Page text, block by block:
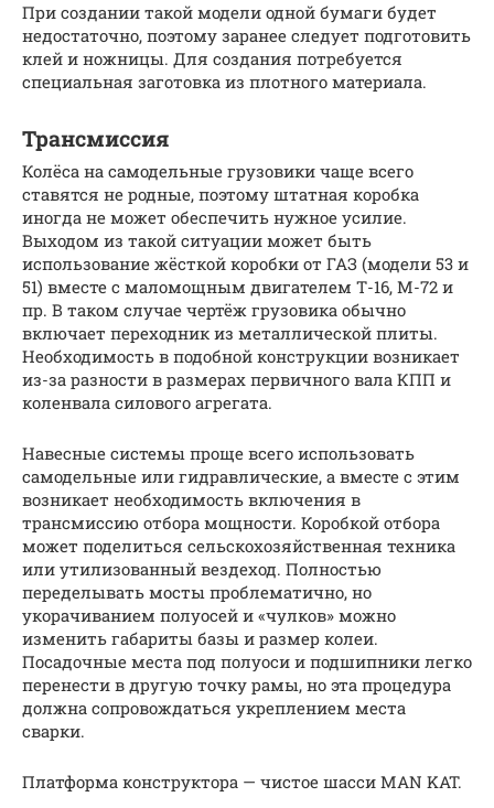
При создании такой модели одной бумаги будет
недостаточно, поэтому заранее следует подготовить
клей и ножницы. Для создания потребуется
специальная заготовка из плотного материала.
Трансмиссия
Колёса на самодельные грузовики чаще всего
ставятся не родные, поэтому штатная коробка
иногда не может обеспечить нужное усилие.
Выходом из такой ситуации может быть
использование жёсткой коробки от ГАЗ (модели 53 и
51) вместе с маломощным двигателем Т-16, М-72 и
пр. В таком случае чертёж грузовика обычно
включает переходник из металлической плиты.
Необходимость в подобной конструкции возникает
из-за разности в размерах первичного вала КПП и
коленвала силового агрегата.
Навесные системы проще всего использовать
самодельные или гидравлические, а вместе с этим
возникает необходимость включения в
трансмиссию отбора мощности. Коробкой отбора
может поделиться сельскохозяйственная техника
или утилизованный вездеход. Полностью
переделывать мосты проблематично, но
укорачиванием полуосей и «чулков» можно
изменить габариты базы и размер колеи.
Посадочные места под полуоси и подшипники легко
перенести в другую точку рамы, но эта процедура
должна сопровождаться укреплением места
сварки.
Платформа конструктора — чистое шасси MAN KAT.